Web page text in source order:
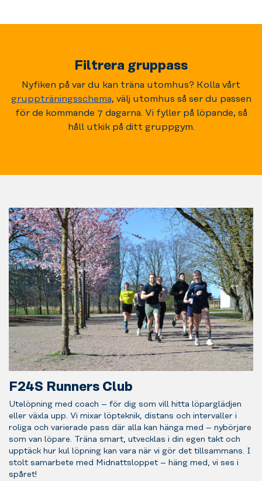
Filtrera gruppass
Nyfiken på var du kan träna utomhus? Kolla vårt
gruppträningsschema, välj utomhus så ser du passen
för de kommande 7 dagarna. Vi fyller på löpande, så
håll utkik på ditt gruppgym.
F24S Runners Club
Utelöpning med coach – för dig som vill hitta löparglädjen
eller växla upp. Vi mixar löpteknik, distans och intervaller i
roliga och varierade pass där alla kan hänga med – nybörjare
som van löpare. Träna smart, utvecklas i din egen takt och
upptäck hur kul löpning kan vara när vi gör det tillsammans. I
stolt samarbete med Midnattsloppet – häng med, vi ses i
spåret!